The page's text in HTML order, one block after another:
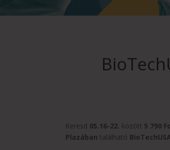
Keresd 05.16-22. között 5 790
Plazában található